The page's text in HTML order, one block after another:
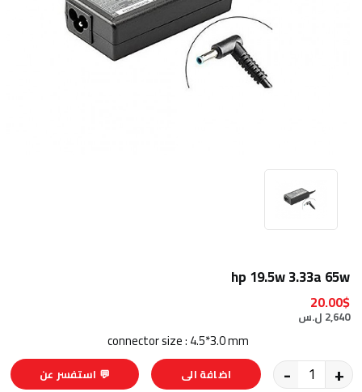
hp 19.5w 3.33a 65w
20.00$
2,640 ل.س
connector size : 4.5*3.0 mm
- +
اضافة الى
💬 استفسر عن